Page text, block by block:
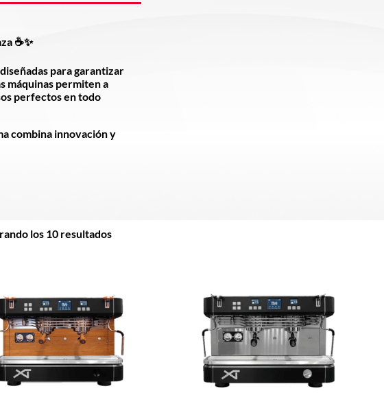
☕✨
para garantizar
máquinas permiten a
perfectos en todo
combina innovación y
los 10 resultados